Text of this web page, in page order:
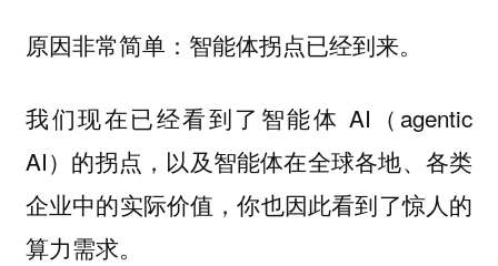
原因非常简单： 智能体拐点已经到来。
我们现在已经看到了智能体 AI（agentic
AI）的拐点，以及智能体在全球各地、各类
企业中的实际价值，你也因此看到了惊人的
算力需求。